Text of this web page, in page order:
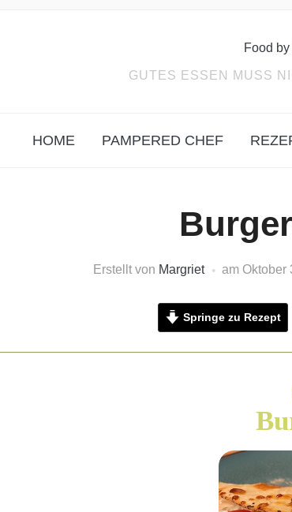
GUTES ESSEN MUSS
HOME PAMPERED CHEF
Erstellt von Margriet am Oktober
Springe zu Rezept